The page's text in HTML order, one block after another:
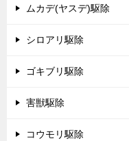
ムカデ(ヤスデ)駆除
シロアリ駆除
ゴキブリ駆除
害獣駆除
コウモリ駆除